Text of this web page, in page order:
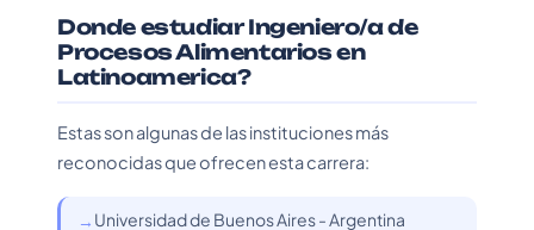
Donde estudiar Ingeniero/a de
Procesos Alimentarios en
Latinoamerica?
Estas son algunas de las instituciones más
reconocidas que ofrecen esta carrera:
Universidad de Buenos Aires - Argentina